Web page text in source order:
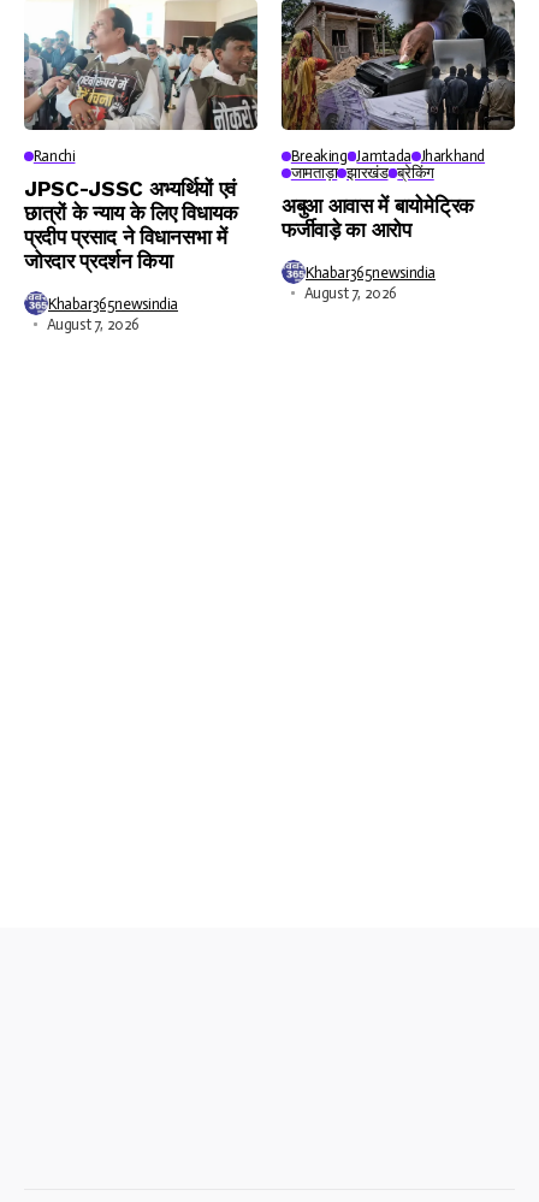
Ranchi
JPSC-JSSC अभ्यर्थियों एवं
छात्रों के न्याय के लिए विधायक
प्रदीप प्रसाद ने विधानसभा में
जोरदार प्रदर्शन किया
Khabar365newsindia
August 7, 2026
Breaking Jamtada Jharkhand
जामताड़ा झारखंड ब्रेकिंग
अबुआ आवास में बायोमेट्रिक
फर्जीवाड़े का आरोप
Khabar365newsindia
August 7, 2026